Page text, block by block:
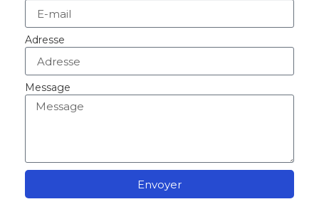
Adresse
Message
Envoyer